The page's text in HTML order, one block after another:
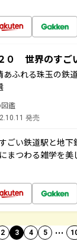
０ 世界のすご
あふれる珠玉の鉄
鑑
発売
ごい鉄道駅と地下
まつわる雑学を
2 3 4 5 …